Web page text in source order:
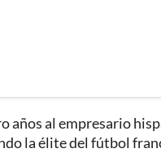
años al empresario
la élite del fútbol